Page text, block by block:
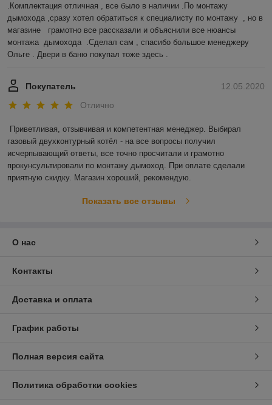
.Комплектация отличная , все было в наличии .По монтажу
дымохода ,сразу хотел обратиться к специалисту по монтажу  , но в
магазине   грамотно все рассказали и объяснили все нюансы
монтажа  дымохода  .Сделал сам , спасибо большое менеджеру
Ольге . Двери в баню покупал тоже здесь .
12.05.2020
Покупатель
Отлично
Приветливая, отзывчивая и компетентная менеджер. Выбирал
газовый двухконтурный котёл - на все вопросы получил
исчерпывающий ответы, все точно просчитали и грамотно
прокунсультировали по монтажу дымоход. При оплате сделали
приятную скидку. Магазин хороший, рекомендую.
Показать все отзывы
О нас
Контакты
Доставка и оплата
График работы
Полная версия сайта
Политика обработки cookies